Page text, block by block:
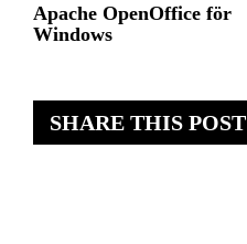
SHARE THIS POST
Apache OpenOffice för
Windows